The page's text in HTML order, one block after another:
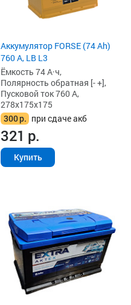
Аккумулятор FORSE (74 Ah)
760 А, LB L3
Ёмкость 74 А·ч,
Полярность обратная [- +],
Пусковой ток 760 А,
278x175x175
300р. при сдаче акб
321 р.
Купить